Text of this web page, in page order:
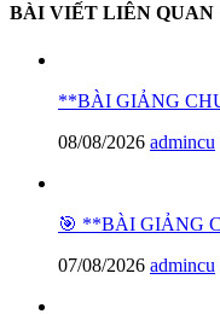
BÀI VIẾT LIÊN QUAN
**BÀI GIẢNG
08/08/2026 admincu
🎯 **BÀI GIẢNG
07/08/2026 admincu